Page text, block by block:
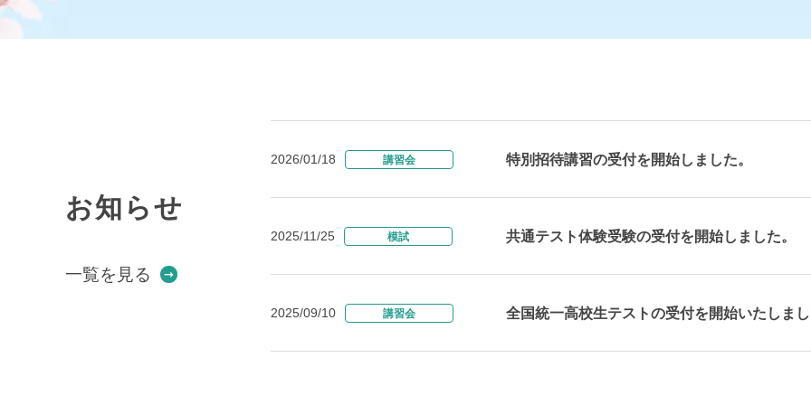
お知らせ
一覧を見る
2026/01/18 講習会 特別招待講習の受付を開始しました。
2025/11/25 模試 共通テスト体験受験の受付を開始しました。
2025/09/10 講習会 全国統一高校生テストの受付を開始いたしま